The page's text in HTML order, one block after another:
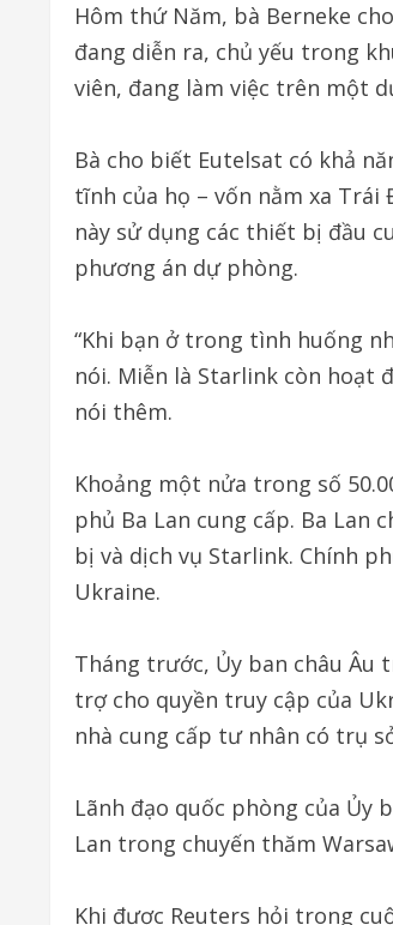
Hôm thứ Năm, bà Berneke
đang diễn ra, chủ yếu trong
viên, đang làm việc trên một
Bà cho biết Eutelsat có khả
tĩnh của họ – vốn nằm xa
này sử dụng các thiết bị đầu
phương án dự phòng.
“Khi bạn ở trong tình huống
nói. Miễn là Starlink còn hoạt
nói thêm.
Khoảng một nửa trong số
phủ Ba Lan cung cấp. Ba Lan
bị và dịch vụ Starlink. Chính
Ukraine.
Tháng trước, Ủy ban châu Âu
trợ cho quyền truy cập của
nhà cung cấp tư nhân có trụ
Lãnh đạo quốc phòng của Ủy
Lan trong chuyến thăm
Khi được Reuters hỏi trong